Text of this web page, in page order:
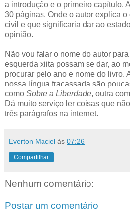
a introdução e o primeiro capítulo.
30 páginas. Onde o autor explica
civil e que significaria dar ao
opinião.
Não vou falar o nome do autor
esquerda xiita possam se dar, ao
procurar pelo ano e nome do livro.
nossa língua fracassada são
como Sobre a Liberdade, outra
Dá muito serviço ler coisas que
três parágrafos na internet.
Everton Maciel às 07:26
Compartilhar
Nenhum comentário:
Postar um comentário